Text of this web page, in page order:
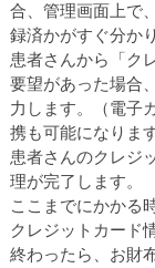
合、管理画面上で
録済かがすぐ分か
患者さんから「ク
要望があった場合
力します。（電子
携も可能になります
患者さんのクレジ
理が完了します。
ここまでにかかる
クレジットカード
終わったら、お財